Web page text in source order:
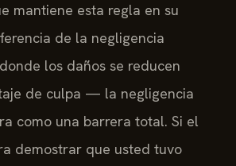
mantiene esta regla en su
de la negligencia
los daños se reducen
de culpa — la negligencia
como una barrera total. Si el
demostrar que usted tuvo